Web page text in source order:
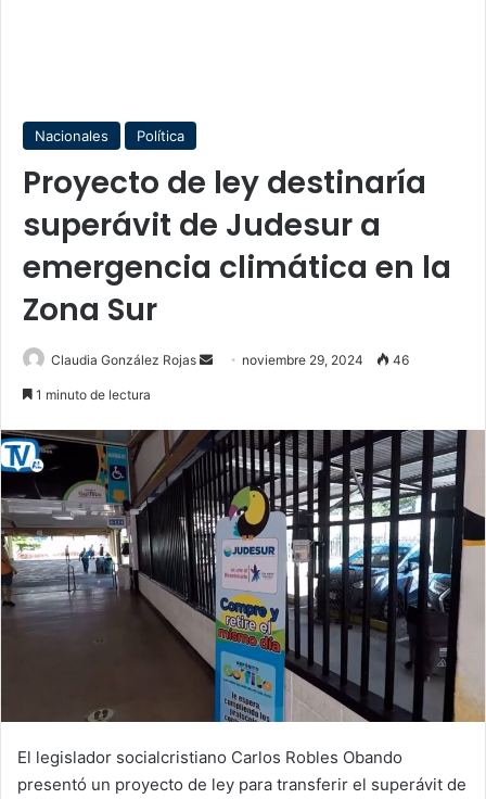
Nacionales Política
Proyecto de ley destinaría
superávit de Judesur a
emergencia climática en la
Zona Sur
Claudia González Rojas
Send noviembre 29, 2024 46
1 minuto de lectura
El legislador socialcristiano Carlos Robles Obando
presentó un proyecto de ley para transferir el superávit de